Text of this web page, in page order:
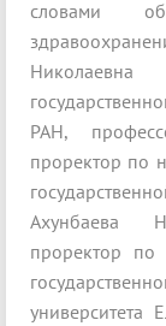
словами
Николаевна
РАН,
проректор по
Ахунбаева
проректор по
университета